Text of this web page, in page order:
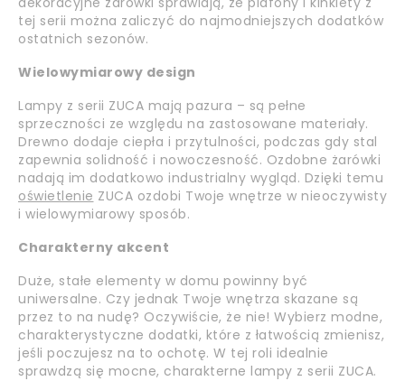
tej serii można zaliczyć do najmodniejszych dodatków
ostatnich sezonów.
Wielowymiarowy design
Lampy z serii ZUCA mają pazura – są pełne
sprzeczności ze względu na zastosowane materiały.
Drewno dodaje ciepła i przytulności, podczas gdy stal
zapewnia solidność i nowoczesność. Ozdobne żarówki
nadają im dodatkowo industrialny wygląd. Dzięki temu
oświetlenie ZUCA ozdobi Twoje wnętrze w nieoczywisty
i wielowymiarowy sposób.
Charakterny akcent
Duże, stałe elementy w domu powinny być
uniwersalne. Czy jednak Twoje wnętrza skazane są
przez to na nudę? Oczywiście, że nie! Wybierz modne,
charakterystyczne dodatki, które z łatwością zmienisz,
jeśli poczujesz na to ochotę. W tej roli idealnie
sprawdzą się mocne, charakterne lampy z serii ZUCA.